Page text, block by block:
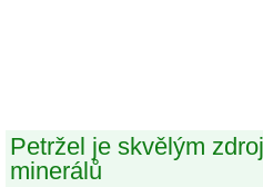
Petržel je skvělým
minerálů